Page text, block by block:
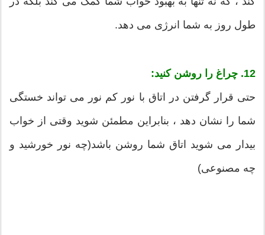
طول روز به شما انرژی می دهد.
12. چراغ را روشن کنید:
حتی قرار گرفتن در اتاق با نور کم نور می تواند خستگی
شما را نشان دهد ، بنابراین مطمئن شوید وقتی از خواب
بیدار می شوید اتاق شما روشن باشد(چه نور خورشید و
چه مصنوعی)